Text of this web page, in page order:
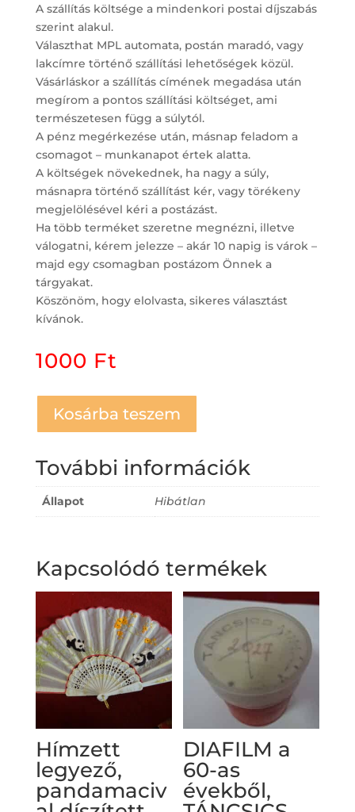
A szállítás költsége a mindenkori postai díjszabás
szerint alakul.
Választhat MPL automata, postán maradó, vagy
lakcímre történő szállítási lehetőségek közül.
Vásárláskor a szállítás címének megadása után
megírom a pontos szállítási költséget, ami
természetesen függ a súlytól.
A pénz megérkezése után, másnap feladom a
csomagot – munkanapot értek alatta.
A költségek növekednek, ha nagy a súly,
másnapra történő szállítást kér, vagy törékeny
megjelölésével kéri a postázást.
Ha több terméket szeretne megnézni, illetve
válogatni, kérem jelezze – akár 10 napig is várok –
majd egy csomagban postázom Önnek a
tárgyakat.
Köszönöm, hogy elolvasta, sikeres választást
kívánok.
1000 Ft
Kosárba teszem
További információk
Állapot Hibátlan
Kapcsolódó termékek
Hímzett
legyező,
pandamaciv
DIAFILM a
60-as
évekből,